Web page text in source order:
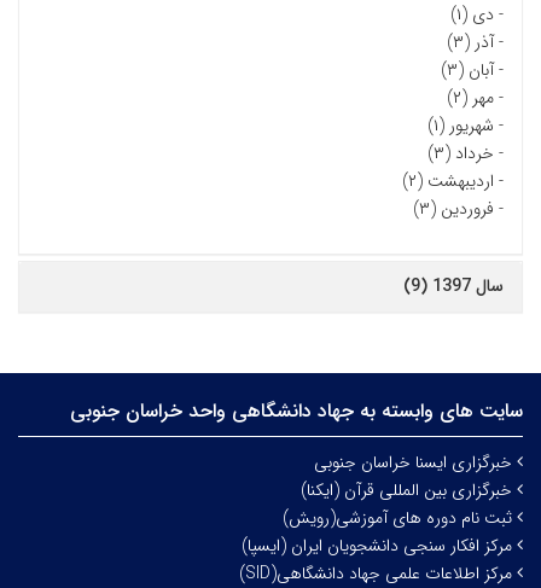
- دی (۱)
-آذر (۳)
-آبان (۳)
-مهر (۲)
- شهریور (۱)
- خرداد (۳)
- اردیبهشت (۲)
- فروردین (۳)
سال 1397 (9)
سایت های وابسته به جهاد دانشگاهی واحد خراسان جنوبی
خبرگزاری ایسنا خراسان جنوبی
خبرگزاری بین المللی قرآن (ایکنا)
ثبت نام دوره های آموزشی(رویش)
مرکز افکار سنجی دانشجویان ایران (ایسپا)
مرکز اطلاعات علمی جهاد دانشگاهی(SID)